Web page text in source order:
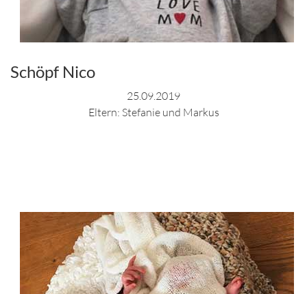
Schöpf Nico
25.09.2019
Eltern: Stefanie und Markus